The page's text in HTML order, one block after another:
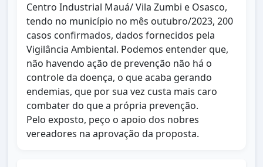
Centro Industrial Mauá/ Vila Zumbi e Osasco,
tendo no município no mês outubro/2023, 200
casos confirmados, dados fornecidos pela
Vigilância Ambiental. Podemos entender que,
não havendo ação de prevenção não há o
controle da doença, o que acaba gerando
endemias, que por sua vez custa mais caro
combater do que a própria prevenção.
Pelo exposto, peço o apoio dos nobres
vereadores na aprovação da proposta.